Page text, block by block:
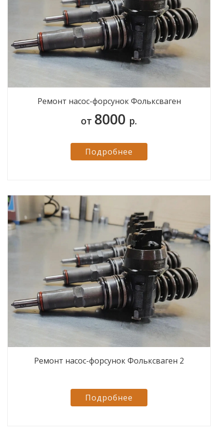
Ремонт насос-форсунок Фольксваген
от 8000 р.
Подробнее
Ремонт насос-форсунок Фольксваген 2
Подробнее